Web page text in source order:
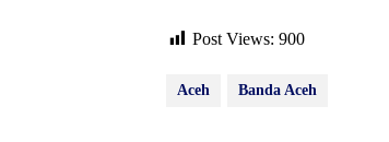
Post Views: 900
Aceh Banda Aceh